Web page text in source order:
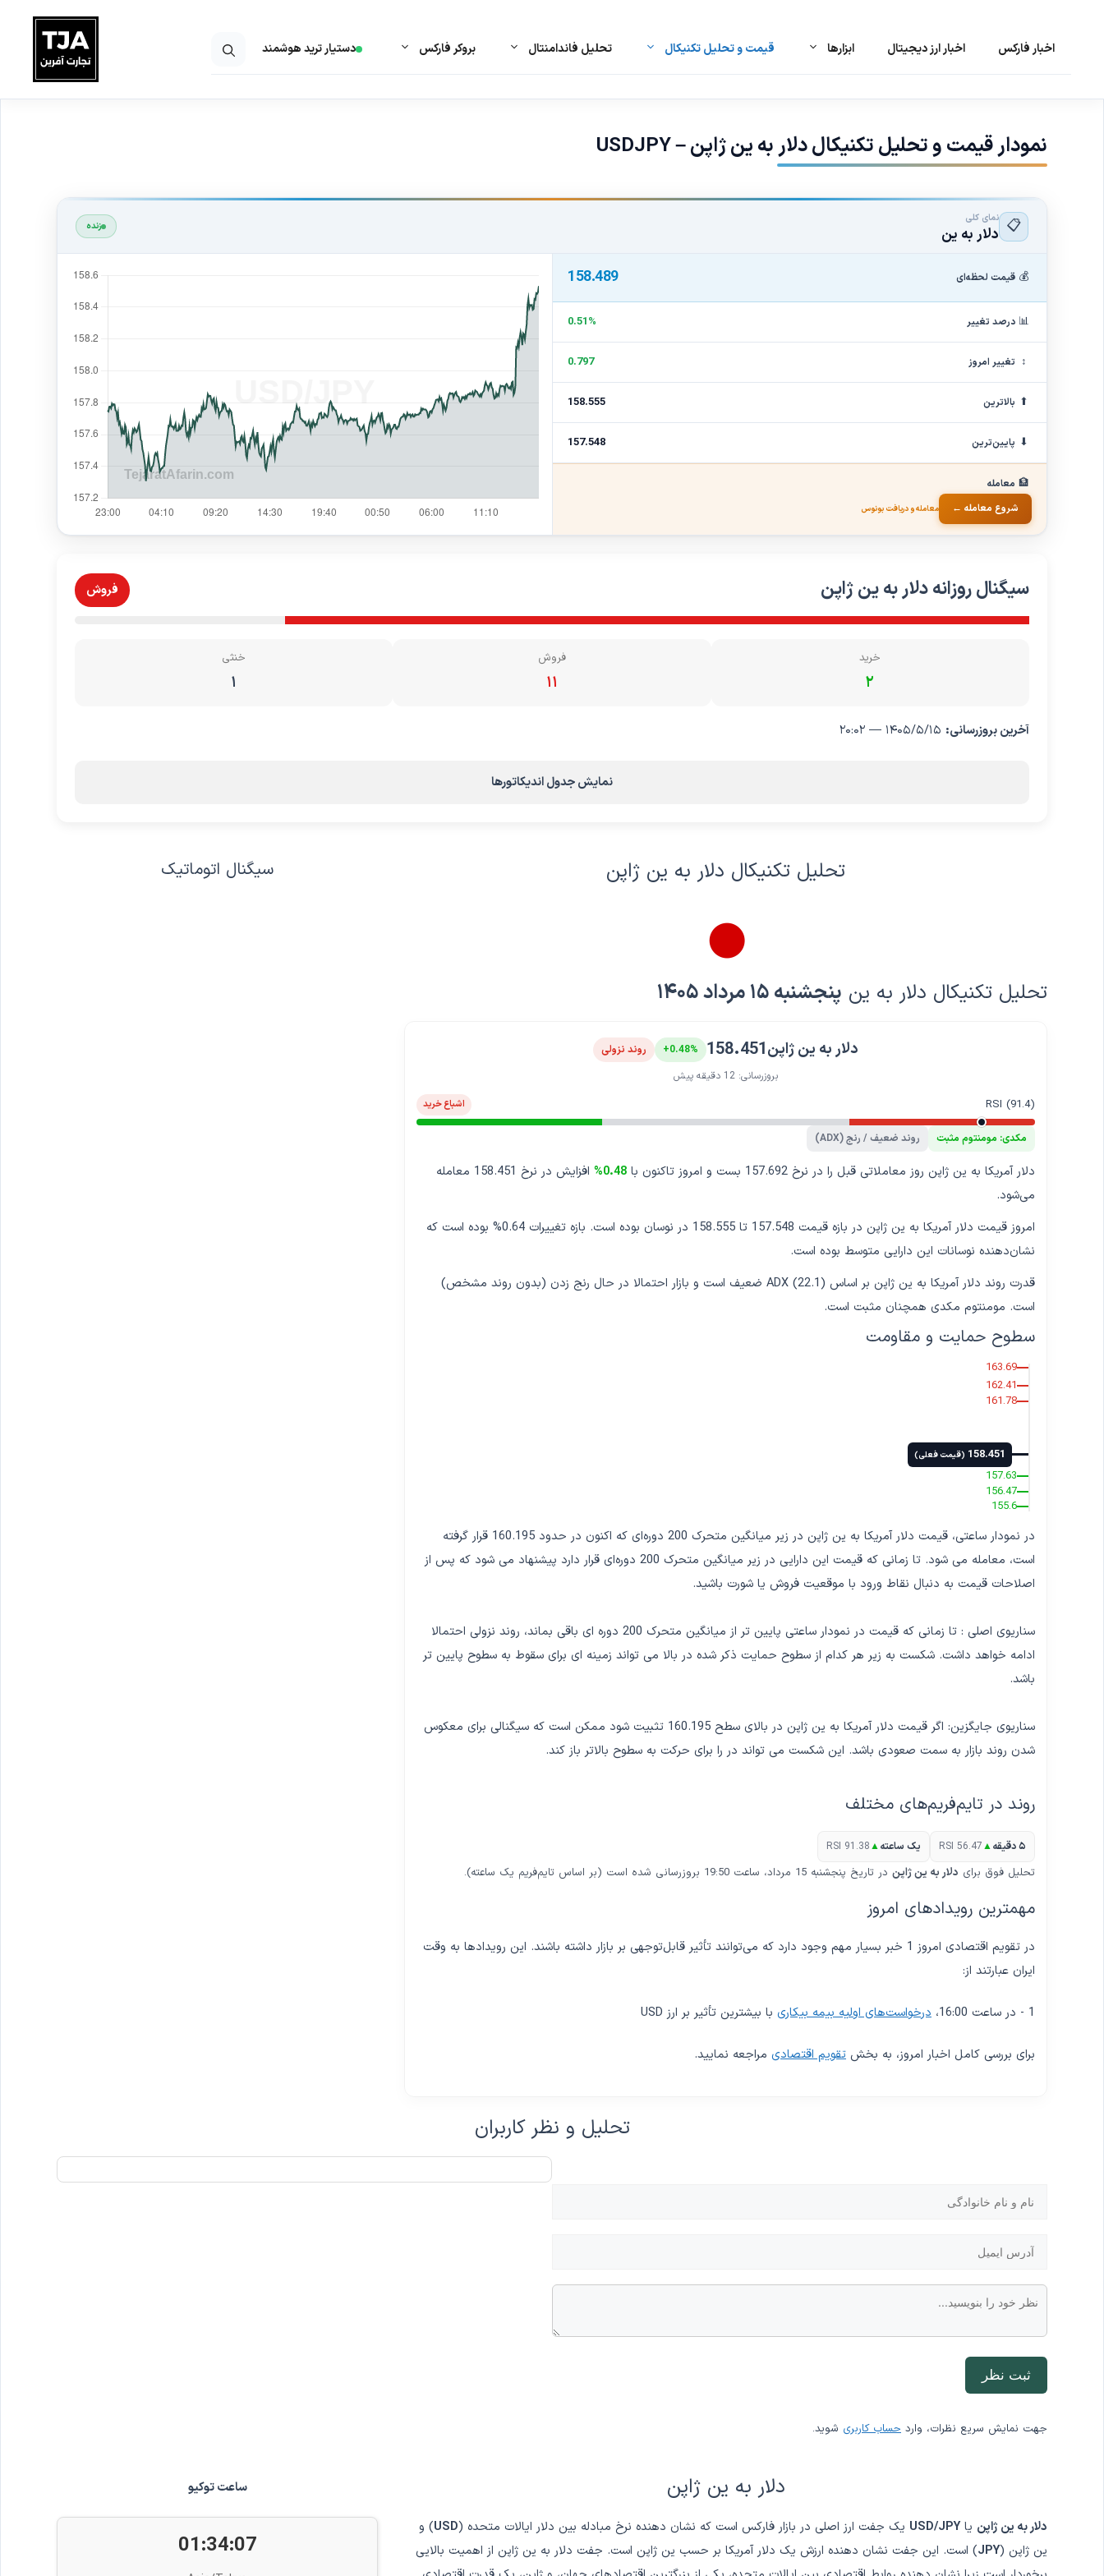
اخبار فارکس اخبار ارز دیجیتال ابزارها قیمت و تحلیل تکنیکال تحلیل فاندامنتال بروکر فارکس دستیار ترید هوشمند
نمودار قیمت و تحلیل تکنیکال دلار به ین ژاپن – USDJPY
📋 نمای کلی
دلار به ین زنده
💰 قیمت لحظه‌ای 158.489
📊 درصد تغییر 0.51%
↕ تغییر امروز 0.797
⬆ بالاترین 158.555
⬇ پایین‌ترین 157.548
🏦 معامله
شروع معامله ←
معامله و دریافت بونوس
سیگنال روزانه دلار به ین ژاپن فروش
خرید
۲
فروش
۱۱
خنثی
۱
آخرین بروزرسانی:
نمایش جدول اندیکاتورها
تحلیل تکنیکال دلار به ین ژاپن
تحلیل تکنیکال دلار به ین پنجشنبه ۱۵ مرداد ۱۴۰۵
دلار به ین ژاپن158.451
+0.48%
روند نزولی
بروزرسانی: 12 دقیقه پیش
RSI (91.4) اشباع خرید
مکدی: مومنتوم مثبت روند ضعیف / رنج (ADX)
دلار آمریکا به ین ژاپن روز معاملاتی قبل را در نرخ 157.692 بست و امروز تاکنون با 0.48%
افزایش در نرخ 158.451 معامله
می‌شود.
امروز قیمت دلار آمریکا به ین ژاپن در بازه قیمت 157.548 تا 158.555 در نوسان بوده است. بازه تغییرات 0.64% بوده است که
نشان‌دهنده نوسانات این دارایی متوسط بوده است.
قدرت روند دلار آمریکا به ین ژاپن بر اساس ADX (22.1) ضعیف است و بازار احتمالا در حال رنج زدن (بدون روند مشخص)
است. مومنتوم مکدی همچنان مثبت است.
سطوح حمایت و مقاومت
163.69
162.41
161.78
158.451 (قیمت فعلی)
157.63
156.47
155.6
در نمودار ساعتی، قیمت دلار آمریکا به ین ژاپن در زیر میانگین متحرک 200 دوره‌ای که اکنون در حدود 160.195 قرار گرفته
است، معامله می شود. تا زمانی که قیمت این دارایی در زیر میانگین متحرک 200 دوره‌ای قرار دارد پیشنهاد می شود که پس از
اصلاحات قیمت به دنبال نقاط ورود با موقعیت فروش یا شورت باشید.
سناریوی اصلی : تا زمانی که قیمت در نمودار ساعتی پایین تر از میانگین متحرک 200 دوره ای باقی بماند، روند نزولی احتمالا
ادامه خواهد داشت. شکست به زیر هر کدام از سطوح حمایت ذکر شده در بالا می تواند زمینه ای برای سقوط به سطوح پایین تر
باشد.
سناریوی جایگزین: اگر قیمت دلار آمریکا به ین ژاپن در بالای سطح 160.195 تثبیت شود ممکن است که سیگنالی برای معکوس
شدن روند بازار به سمت صعودی باشد. این شکست می تواند در را برای حرکت به سطوح بالاتر باز کند.
روند در تایم‌فریم‌های مختلف
۵ دقیقه ▲
RSI 56.47 یک ساعته▲
RSI 91.38
تحلیل فوق برای دلار به ین ژاپن در تاریخ پنجشنبه 15 مرداد، ساعت 19:50 بروزرسانی شده است (بر اساس تایم‌فریم یک ساعته).
مهمترین رویدادهای امروز
در تقویم اقتصادی امروز 1 خبر بسیار مهم وجود دارد که می‌توانند تأثیر قابل‌توجهی بر بازار داشته باشند. این رویدادها به وقت
ایران عبارتند از:
1 - در ساعت 16:00، درخواست‌های اولیه بیمه بیکاری با بیشترین تأثیر بر ارز USD
برای بررسی کامل اخبار امروز، به بخش تقویم اقتصادی مراجعه نمایید.
سیگنال اتوماتیک
تحلیل و نظر کاربران
ثبت نظر
جهت نمایش سریع نظرات، وارد حساب کاربری شوید.
دلار به ین ژاپن
دلار به ین ژاپن یاUSD/JPY یک جفت ارز اصلی در بازار فارکس است که نشان دهنده نرخ مبادله بین دلار ایالات متحده (USD) و
ین ژاپن (JPY) است. این جفت نشان دهنده ارزش یک دلار آمریکا بر حسب ین ژاپن است. جفت دلار به ین ژاپن از اهمیت بالایی
ساعت توکیو
01:34:08